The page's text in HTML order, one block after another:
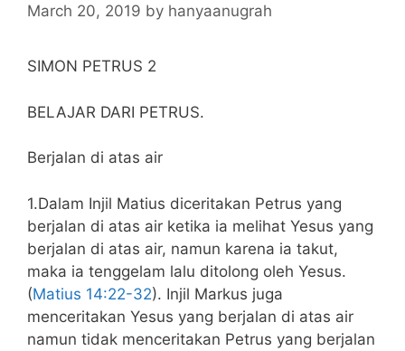
March 20, 2019 by hanyaanugrah
SIMON PETRUS 2
BELAJAR DARI PETRUS.
Berjalan di atas air
1.Dalam Injil Matius diceritakan Petrus yang
berjalan di atas air ketika ia melihat Yesus yang
berjalan di atas air, namun karena ia takut,
maka ia tenggelam lalu ditolong oleh Yesus.
(Matius 14:22-32). Injil Markus juga
menceritakan Yesus yang berjalan di atas air
namun tidak menceritakan Petrus yang berjalan